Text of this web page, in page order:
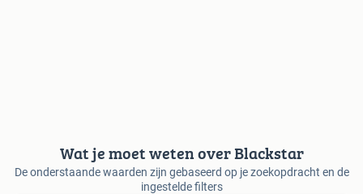
Wat je moet weten over Blackstar
De onderstaande waarden zijn gebaseerd op je zoekopdracht en de
ingestelde filters